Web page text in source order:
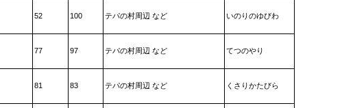
52 100 テパの村周辺 など いのりのゆびわ
77 97 テパの村周辺 など てつのやり
81 83 テパの村周辺 など くさりかたびら